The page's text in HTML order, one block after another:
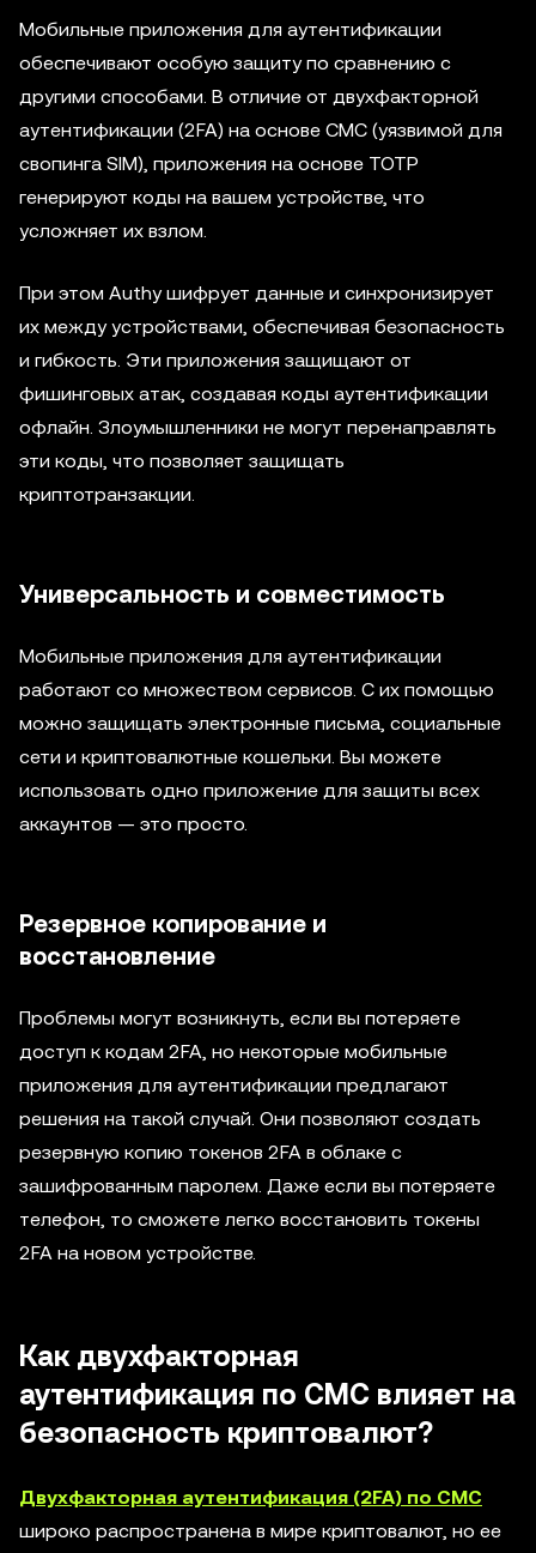
Мобильные приложения для аутентификации
обеспечивают особую защиту по сравнению с
другими способами. В отличие от двухфакторной
аутентификации (2FA) на основе СМС (уязвимой для
свопинга SIM), приложения на основе TOTP
генерируют коды на вашем устройстве, что
усложняет их взлом.
При этом Authy шифрует данные и синхронизирует
их между устройствами, обеспечивая безопасность
и гибкость. Эти приложения защищают от
фишинговых атак, создавая коды аутентификации
офлайн. Злоумышленники не могут перенаправлять
эти коды, что позволяет защищать
криптотранзакции.
Универсальность и совместимость
Мобильные приложения для аутентификации
работают со множеством сервисов. С их помощью
можно защищать электронные письма, социальные
сети и криптовалютные кошельки. Вы можете
использовать одно приложение для защиты всех
аккаунтов — это просто.
Резервное копирование и
восстановление
Проблемы могут возникнуть, если вы потеряете
доступ к кодам 2FA, но некоторые мобильные
приложения для аутентификации предлагают
решения на такой случай. Они позволяют создать
резервную копию токенов 2FA в облаке с
зашифрованным паролем. Даже если вы потеряете
телефон, то сможете легко восстановить токены
2FA на новом устройстве.
Как двухфакторная
аутентификация по СМС влияет на
безопасность криптовалют?
Двухфакторная аутентификация (2FA) по СМС
широко распространена в мире криптовалют, но ее